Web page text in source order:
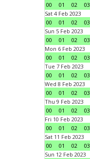
00
01 02 03
Sat 4 Feb 2023
00
01 02 03
Sun 5 Feb 2023
00
01 02 03
Mon 6 Feb 2023
00
01 02 03
Tue 7 Feb 2023
00
01 02 03
Wed 8 Feb 2023
00
01 02 03
Thu 9 Feb 2023
00
01 02 03
Fri 10 Feb 2023
00
01 02 03
Sat 11 Feb 2023
00
01 02 03
Sun 12 Feb 2023